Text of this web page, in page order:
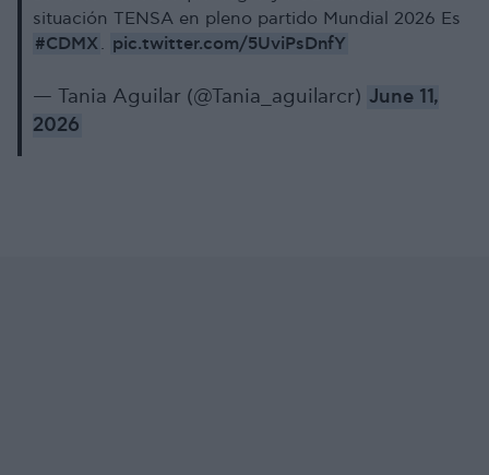
situación TENSA en pleno partido Mundial 2026 Es
#CDMX . pic.twitter.com/5UviPsDnfY
— Tania Aguilar (@Tania_aguilarcr) June 11,
2026